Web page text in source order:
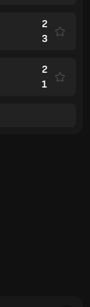
2
3
2
1